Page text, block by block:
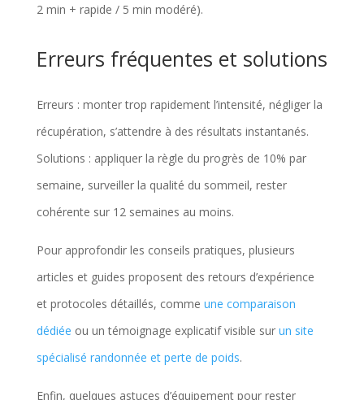
2 min + rapide / 5 min modéré).
Erreurs fréquentes et solutions
Erreurs : monter trop rapidement l’intensité, négliger la
récupération, s’attendre à des résultats instantanés.
Solutions : appliquer la règle du progrès de 10% par
semaine, surveiller la qualité du sommeil, rester
cohérente sur 12 semaines au moins.
Pour approfondir les conseils pratiques, plusieurs
articles et guides proposent des retours d’expérience
et protocoles détaillés, comme une comparaison
dédiée ou un témoignage explicatif visible sur un site
spécialisé randonnée et perte de poids.
Enfin, quelques astuces d’équipement pour rester